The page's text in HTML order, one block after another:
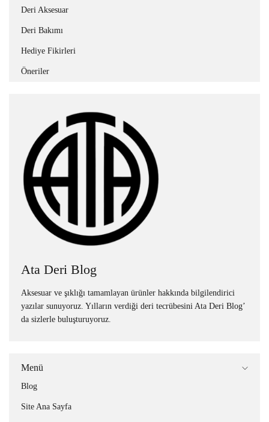
Deri Aksesuar
Deri Bakımı
Hediye Fikirleri
Öneriler
Ata Deri Blog
Aksesuar ve şıklığı tamamlayan ürünler hakkında bilgilendirici
yazılar sunuyoruz. Yılların verdiği deri tecrübesini Ata Deri Blog’
da sizlerle buluşturuyoruz.
Menü
Blog
Site Ana Sayfa